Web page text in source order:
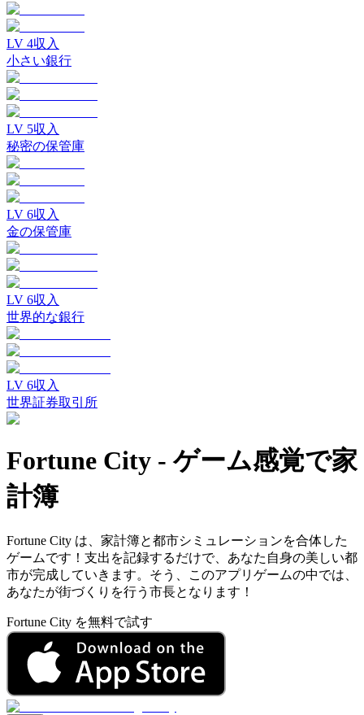
LV 4収入
小さい銀行
LV 5収入
秘密の保管庫
LV 6収入
金の保管庫
LV 6収入
世界的な銀行
LV 6収入
世界証券取引所
Fortune City -ゲーム感覚で家
計簿
Fortune City は、家計簿と都市シミュレーションを合体した
ゲームです！支出を記録するだけで、あなた自身の美しい都
市が完成していきます。そう、このアプリゲームの中では、
あなたが街づくりを行う市長となります！
Fortune City を無料で試す